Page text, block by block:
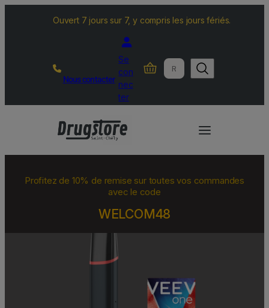
Ouvert 7 jours sur 7, y compris les jours fériés.
Nous contacter
Se
con
nec
ter
R
e
c
e
Profitez de 10% de remise sur toutes vos commandes
avec le code
WELCOM48